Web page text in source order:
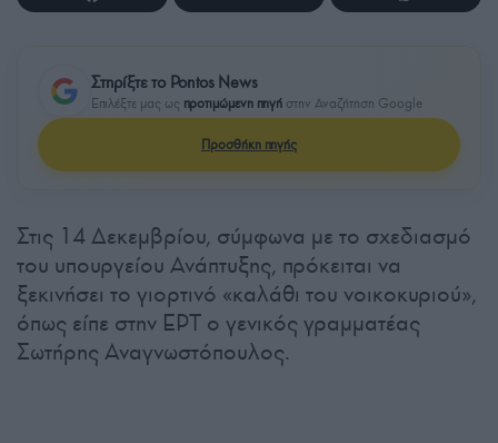
Στηρίξτε το Pontos News
Επιλέξτε μας ως προτιμώμενη πηγή στην Αναζήτηση Google
Προσθήκη πηγής
Στις 14 Δεκεμβρίου, σύμφωνα με το σχεδιασμό
του υπουργείου Ανάπτυξης, πρόκειται να
ξεκινήσει το γιορτινό «καλάθι του νοικοκυριού»,
όπως είπε στην ΕΡΤ ο γενικός γραμματέας
Σωτήρης Αναγνωστόπουλος.